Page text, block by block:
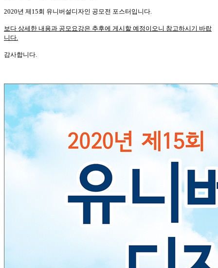
2020년 제15회 유니버설디자인 공모전 포스터입니다.
보다 상세한 내용과 공모요강은 추후에 게시할 예정이오니 참고하시기 바랍
니다.
감사합니다.